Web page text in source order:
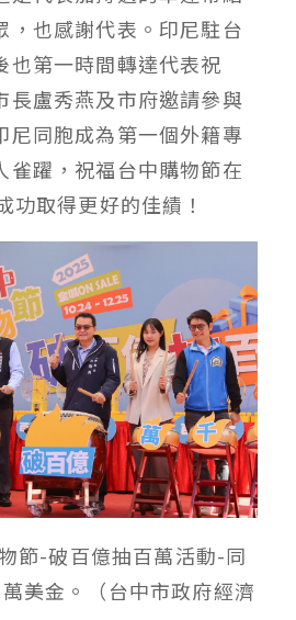
，也感謝代表。印尼駐台
也第一時間轉達代表祝
長盧秀燕及市府邀請參與
尼同胞成為第一個外籍專
雀躍，祝福台中購物節在
功取得更好的佳績！
節-破百億抽百萬活動-同
美金。（台中市政府經濟